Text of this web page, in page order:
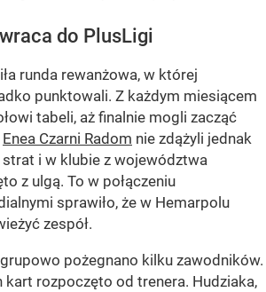
do PlusLigi
runda rewanżowa, w której
punktowali. Z każdym miesiącem
tabeli, aż finalnie mogli zacząć
Enea Czarni Radom nie zdążyli jednak
i w klubie z województwa
z ulgą. To w połączeniu
sprawiło, że w Hemarpolu
zespół.
pożegnano kilku zawodników.
kart rozpoczęto od trenera. Hudziaka,